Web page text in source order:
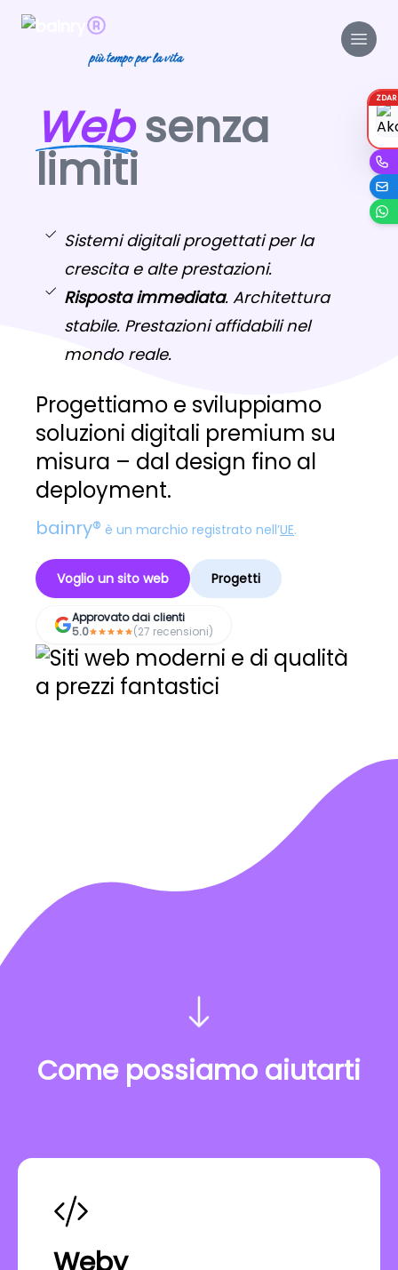
più tempo per la vita
Websenza
limiti
Sistemi digitali progettati per la
crescita e alte prestazioni.
Risposta immediata. Architettura
stabile. Prestazioni affidabili nel
mondo reale.
Progettiamo e sviluppiamo
soluzioni digitali premium su
misura – dal design fino al
deployment.
bainry® è un marchio registrato nell’UE.
Voglio un sito web Progetti
Approvato dai clienti
5.0
(27 recensioni)
Come possiamo aiutarti